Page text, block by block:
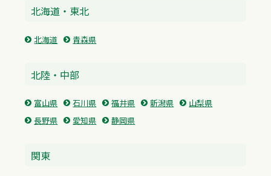
北海道・東北
北海道 青森県
北陸・中部
富山県 石川県 福井県 新潟県
山梨県
長野県
愛知県 静岡県
関東